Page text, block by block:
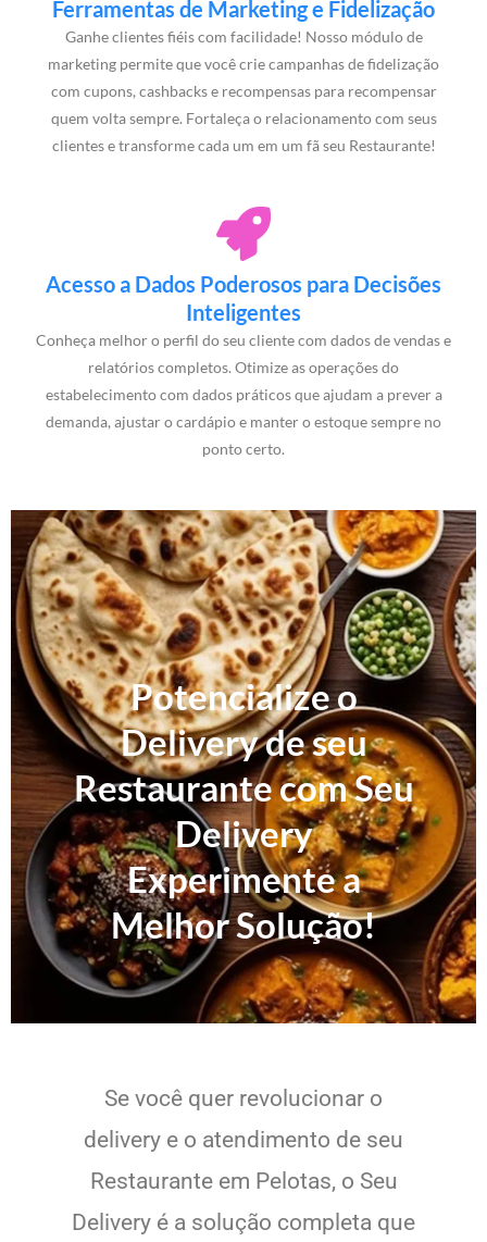
Ferramentas de Marketing e Fidelização
Ganhe clientes fiéis com facilidade! Nosso módulo de
marketing permite que você crie campanhas de fidelização
com cupons, cashbacks e recompensas para recompensar
quem volta sempre. Fortaleça o relacionamento com seus
clientes e transforme cada um em um fã seu Restaurante!
Acesso a Dados Poderosos para Decisões
Inteligentes
Conheça melhor o perfil do seu cliente com dados de vendas e
relatórios completos. Otimize as operações do
estabelecimento com dados práticos que ajudam a prever a
demanda, ajustar o cardápio e manter o estoque sempre no
ponto certo.
Potencialize o
Delivery de seu
Restaurante com Seu
Delivery
Experimente a
Melhor Solução!
Se você quer revolucionar o
delivery e o atendimento de seu
Restaurante em Pelotas, o Seu
Delivery é a solução completa que